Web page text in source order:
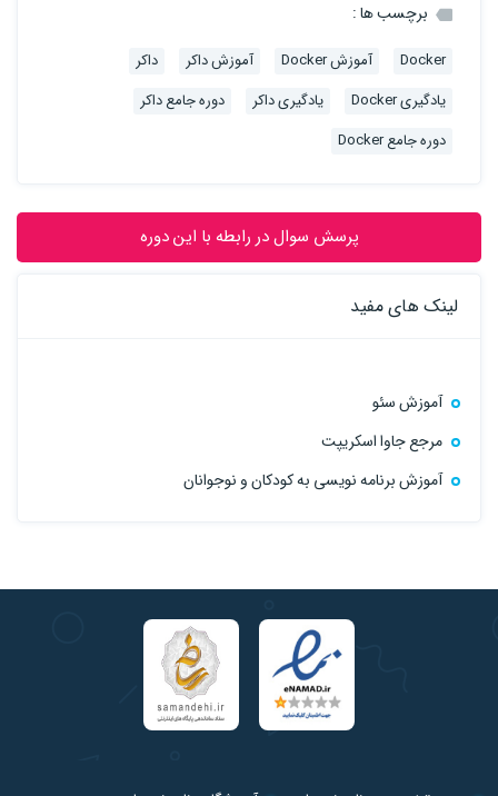
برچسب ها :
Docker آموزش Docker آموزش داکر
داکر
یادگیری Docker
یادگیری داکر
دوره جامع داکر
دوره جامع Docker
پرسش سوال در رابطه با این دوره
لینک های مفید
آموزش سئو
مرجع جاوا اسکریپت
آموزش برنامه نویسی به کودکان و نوجوانان